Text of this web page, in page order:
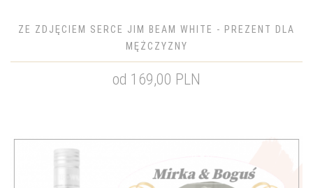
ZE ZDJĘCIEM SERCE JIM BEAM WHITE - PREZENT DLA
MĘŻCZYZNY
od 169,00 PLN